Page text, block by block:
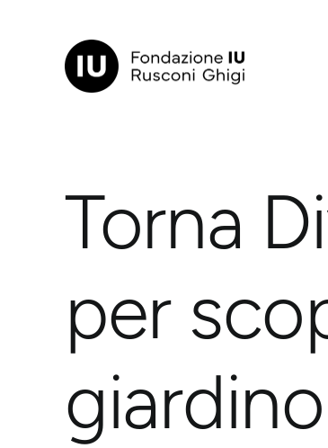
contenuto
Torna
per
giardino